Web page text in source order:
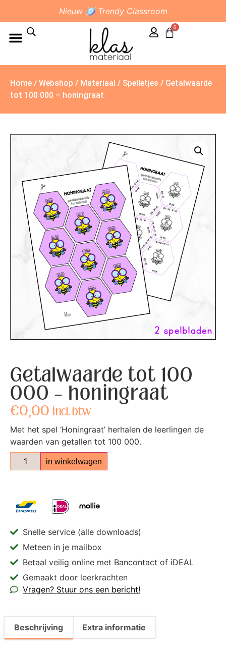
Nieuw 🪩 Trendy Classroom
0
Home / Webshop / Materiaal / Spelletjes / Getalwaarde
tot 100 000 – honingraat
Getalwaarde tot 100
000 – honingraat
€0,00 incl. btw
Met het spel ‘Honingraat’ herhalen de leerlingen de
waarden van getallen tot 100 000.
in winkelwagen
Snelle service (alle downloads)
Meteen in je mailbox
Betaal veilig online met Bancontact of iDEAL
Gemaakt door leerkrachten
Vragen? Stuur ons een bericht!
Beschrijving Extra informatie